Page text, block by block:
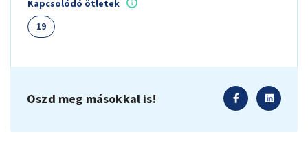
Kapcsolódó ötletek
19
Oszd meg másokkal is!